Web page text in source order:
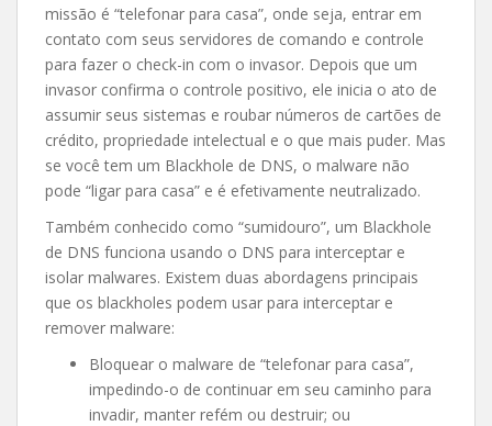
missão é “telefonar para casa”, onde seja, entrar em
contato com seus servidores de comando e controle
para fazer o check-in com o invasor. Depois que um
invasor confirma o controle positivo, ele inicia o ato de
assumir seus sistemas e roubar números de cartões de
crédito, propriedade intelectual e o que mais puder. Mas
se você tem um Blackhole de DNS, o malware não
pode “ligar para casa” e é efetivamente neutralizado.
Também conhecido como “sumidouro”, um Blackhole
de DNS funciona usando o DNS para interceptar e
isolar malwares. Existem duas abordagens principais
que os blackholes podem usar para interceptar e
remover malware:
Bloquear o malware de “telefonar para casa”,
impedindo-o de continuar em seu caminho para
invadir, manter refém ou destruir; ou